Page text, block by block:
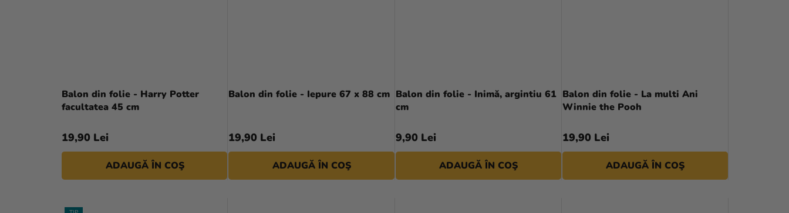
Balon din folie - Harry Potter
facultatea 45 cm
19,90 Lei
ADAUGĂ ÎN COŞ
Balon din folie - Iepure 67 x 88 cm
19,90 Lei
ADAUGĂ ÎN COŞ
Balon din folie - Inimă, argintiu 61
cm
9,90 Lei
ADAUGĂ ÎN COŞ
Balon din folie - La multi Ani
Winnie the Pooh
19,90 Lei
ADAUGĂ ÎN COŞ